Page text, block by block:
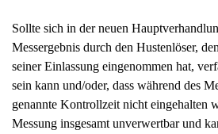
Sollte sich in der neuen
Messergebnis durch den Hustenlöser,
seiner Einlassung eingenommen hat,
sein kann und/oder, dass während des
genannte Kontrollzeit nicht eingehalten
Messung insgesamt unverwertbar und